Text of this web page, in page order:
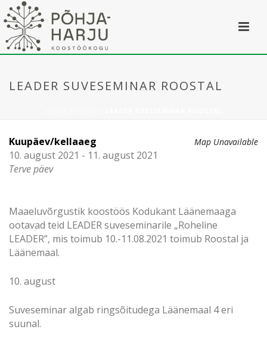
LEADER SUVESEMINAR ROOSTAL
Map Unavailable
Kuupäev/kellaaeg
10. august 2021 - 11. august 2021
Terve päev
Maaeluvõrgustik koostöös Kodukant Läänemaaga
ootavad teid LEADER suveseminarile „Roheline
LEADER”, mis toimub 10.-11.08.2021 toimub Roostal ja
Läänemaal.
10. august
Suveseminar algab ringsõitudega Läänemaal 4 eri
suunal.